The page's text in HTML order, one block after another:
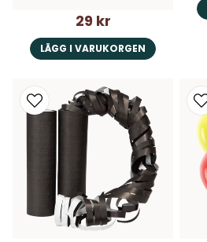
29 kr
LÄGG I VARUKORGEN